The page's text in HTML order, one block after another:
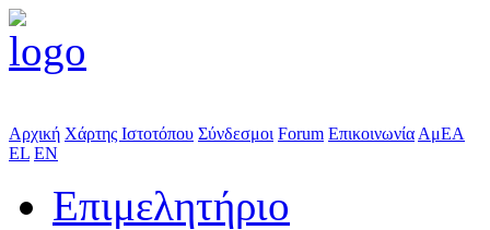
Αρχική Χάρτης Ιστοτόπου Σύνδεσμοι Forum Επικοινωνία ΑμΕΑ
EL EN
Επιμελητήριο